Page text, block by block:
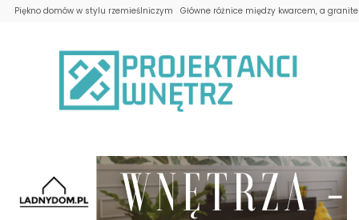
Piękno domów w stylu rzemieślniczym Główne różnice między kwarcem, a